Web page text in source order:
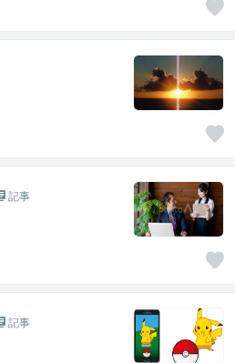
記事
記事